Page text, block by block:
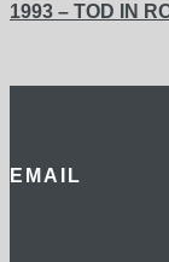
1993 – TOD IN
EMAIL